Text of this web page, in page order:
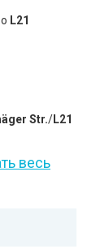
L21
Str./L21
весь